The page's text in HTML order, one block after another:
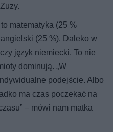
matematyka (25 %
(25 %). Daleko w
język niemiecki. To nie
dominują. „W
podejście. Albo
ma czas poczekać na
– mówi nam matka